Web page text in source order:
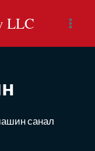
LLC
санал